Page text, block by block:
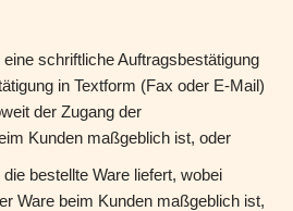
schriftliche Auftragsbestätigung
in Textform (Fax oder E-Mail)
der Zugang der
Kunden maßgeblich ist, oder
bestellte Ware liefert, wobei
Ware beim Kunden maßgeblich ist,